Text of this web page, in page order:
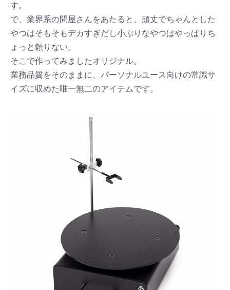
す。
で、業界系の問屋さんをあたると、頑丈でちゃんとした
やつはそもそもデカすぎだし小ぶりなやつはやっぱりち
ょっと頼りない。
そこで作ってみましたオリジナル。
業務品質をそのままに、パーソナルユース向けの常識サ
イズに収めた唯一無二のアイテムです。